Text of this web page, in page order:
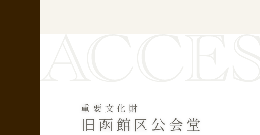
重要文化財
旧函館区公会堂